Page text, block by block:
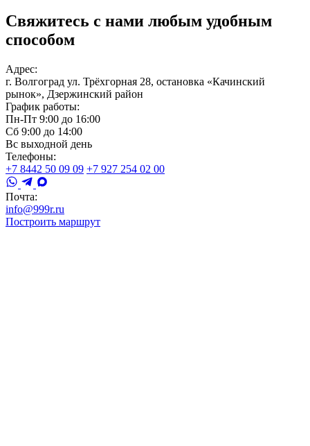
Свяжитесь с нами любым удобным
способом
Адрес:
г. Волгоград ул. Трёхгорная 28, остановка «Качинский
рынок», Дзержинский район
График работы:
Пн-Пт 9:00 до 16:00
Сб 9:00 до 14:00
Вс выходной день
Телефоны:
+7 8442 50 09 09 +7 927 254 02 00
Почта:
info@999r.ru
Построить маршрут